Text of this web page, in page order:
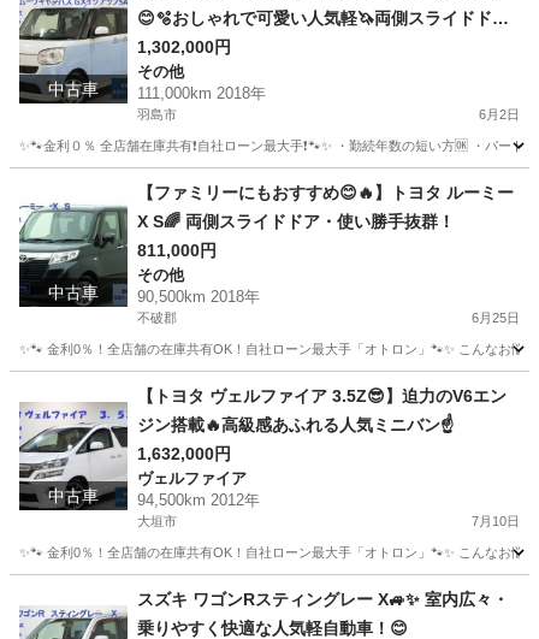
中古車
😊🫧おしゃれで可愛い人気軽🦄両側スライドドア
🌵🌈
1,302,000円
その他
111,000km 2018年
羽島市 6月2日
✨🐾金利０％ 全店舗在庫共有❗️自社ローン最大手❗️🐾✨ ・勤続年数の短い方🆗 ・パー
ムーヴキャンバス
中古車
【ファミリーにもおすすめ😊🔥】トヨタ ルーミー
X S🌈 両側スライドドア・使い勝手抜群！
811,000円
その他
90,500km 2018年
不破郡 6月25日
✨🐾 金利0％！全店舗の在庫共有OK！自社ローン最大手「オトロン」🐾✨ こんなお
その他 ルーミー
中古車
【トヨタ ヴェルファイア 3.5Z😎】迫力のV6エン
ジン搭載🔥高級感あふれる人気ミニバン☝️
1,632,000円
ヴェルファイア
94,500km 2012年
大垣市 7月10日
✨🐾 金利0％！全店舗の在庫共有OK！自社ローン最大手「オトロン」🐾✨ こんなお
ヴェルファイア
スズキ ワゴンRスティングレー X🚙✨ 室内広々・
乗りやすく快適な人気軽自動車！😊